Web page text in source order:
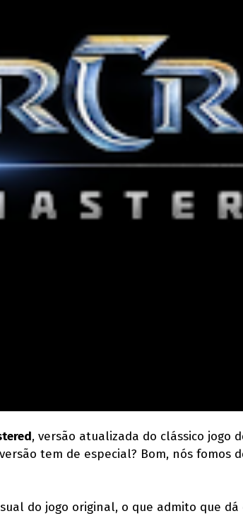
, versão atualizada do clássico jogo
tem de especial? Bom, nós fomos
do jogo original, o que admito que